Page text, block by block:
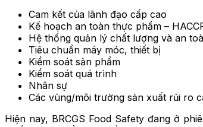
Cam kết của lãnh đạo cấp cao
Kế hoạch an toàn thực phẩm –
Hệ thống quản lý chất lượng và an
Tiêu chuẩn máy móc, thiết bị
Kiểm soát sản phẩm
Kiểm soát quá trình
Nhân sự
Các vùng/môi trường sản xuất rủi ro
Hiện nay, BRCGS Food Safety đang ở